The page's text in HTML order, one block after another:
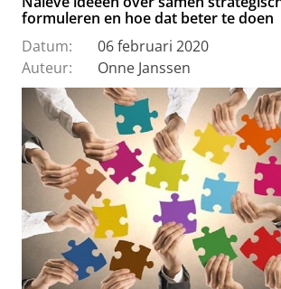
formuleren en hoe dat beter te doen
Datum:
06 februari 2020
Auteur:
Onne Janssen